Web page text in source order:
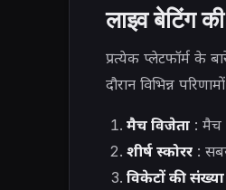
लाइव बेटिंग
प्रत्येक प्लेटफॉर्म के
दौरान विभिन्न
मैच विजेता: मैच
शीर्ष स्कोरर:
विकेटों की संख्या